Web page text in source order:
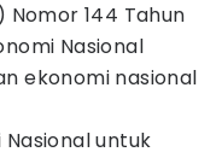
144 Tahun
Nasional
ekonomi nasional
untuk